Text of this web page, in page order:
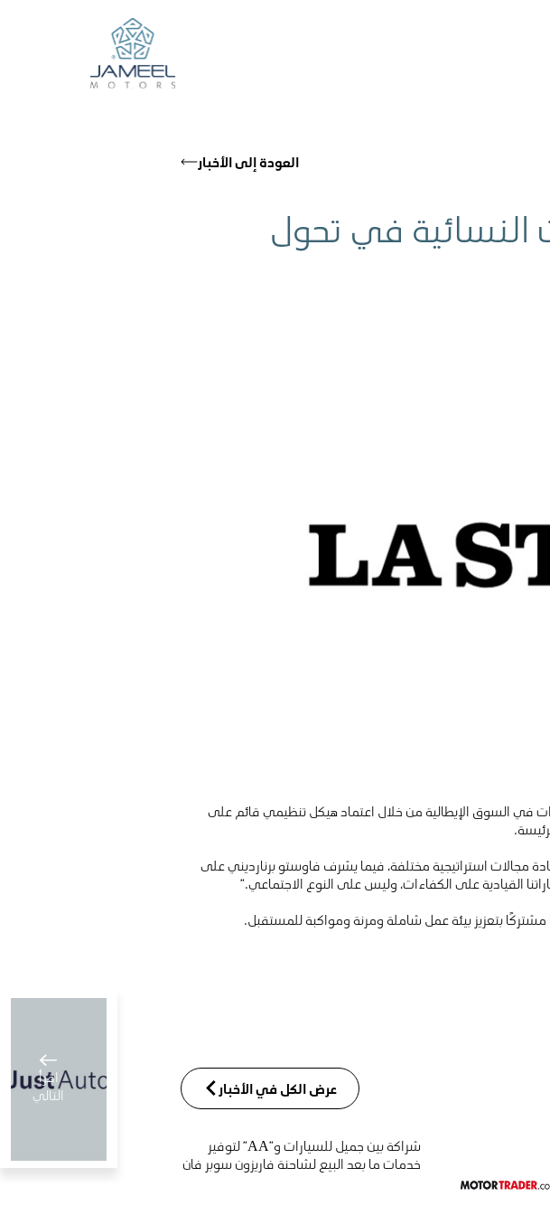
العودة إلى الأخبار
النسائية في تحول
في السوق الإيطالية من خلال اعتماد هيكل تنظيمي قائم على
مجالات استراتيجية مختلفة، فيما يشرف فاوستو برنارديني على
القيادية على الكفاءات، وليس على النوع الاجتماعي.”
بتعزيز بيئة عمل شاملة ومرنة ومواكبة للمستقبل.
اقرأ
التالي
عرض الكل في الأخبار
شراكة بين جميل للسيارات و”AA” لتوفير
خدمات ما بعد البيع لشاحنة فاريزون سوبر فان